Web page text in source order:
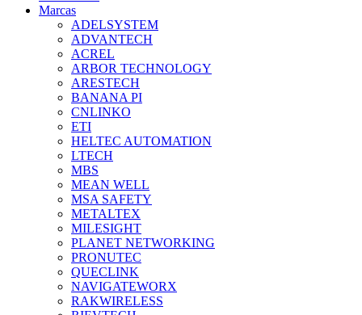
Marcas
ADELSYSTEM
ADVANTECH
ACREL
ARBOR TECHNOLOGY
ARESTECH
BANANA PI
CNLINKO
ETI
HELTEC AUTOMATION
LTECH
MBS
MEAN WELL
MSA SAFETY
METALTEX
MILESIGHT
PLANET NETWORKING
PRONUTEC
QUECLINK
NAVIGATEWORX
RAKWIRELESS